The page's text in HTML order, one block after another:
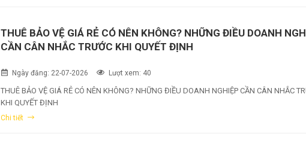
THUÊ BẢO VỆ GIÁ RẺ CÓ NÊN KHÔNG? NHỮNG ĐIỀU DOANH
CẦN CÂN NHẮC TRƯỚC KHI QUYẾT ĐỊNH
Ngày đăng: 22-07-2026 Lượt xem: 40
THUÊ BẢO VỆ GIÁ RẺ CÓ NÊN KHÔNG? NHỮNG ĐIỀU DOANH NGHIỆP CẦN CÂN NHẮC
KHI QUYẾT ĐỊNH
Chi tiết